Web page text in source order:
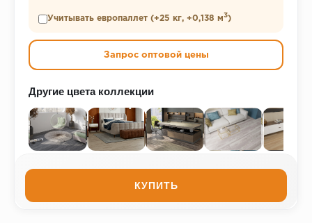
Учитывать европаллет (+25 кг, +0,138 м3)
Запрос оптовой цены
Другие цвета коллекции
КУПИТЬ